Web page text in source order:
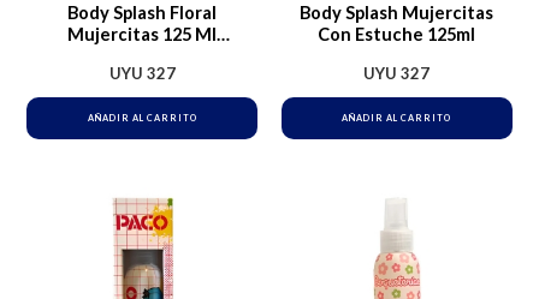
Body Splash Floral
Mujercitas 125 Ml
UYU 327
AÑADIR AL CARRITO
Body Splash Mujercitas
Con Estuche 125ml
UYU 327
AÑADIR AL CARRITO